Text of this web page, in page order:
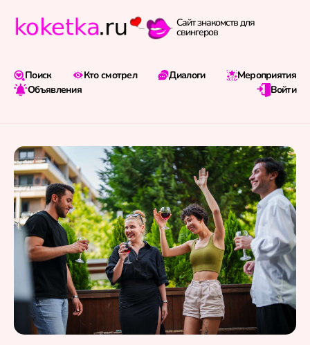
Сайт знакомств для
свингеров
Поиск Кто смотрел Диалоги
Мероприятия
Объявления
Войти